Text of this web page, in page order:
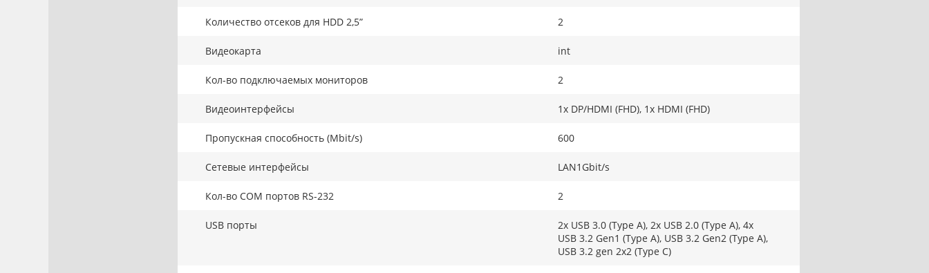
Количество отсеков для HDD 2,5” 2
Видеокарта int
Кол-во подключаемых мониторов 2
Видеоинтерфейсы 1x DP/HDMI (FHD), 1x HDMI (FHD)
Пропускная способность (Mbit/s) 600
Сетевые интерфейсы LAN1Gbit/s
Кол-во COM портов RS-232 2
USB порты
2x USB 3.0 (Type A), 2x USB 2.0 (Type A), 4x
USB 3.2 Gen1 (Type A), USB 3.2 Gen2 (Type A),
USB 3.2 gen 2x2 (Type C)